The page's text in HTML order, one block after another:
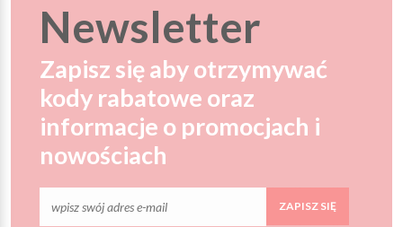
Newsletter
Zapisz się aby otrzymywać
kody rabatowe oraz
informacje o promocjach i
nowościach
ZAPISZ SIĘ